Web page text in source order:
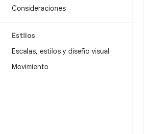
Consideraciones
Estilos
Escalas, estilos y diseño visual
Movimiento